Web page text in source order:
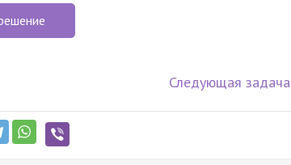
Следующая задача